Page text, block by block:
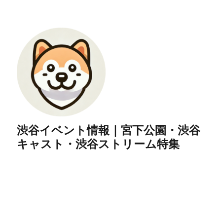
渋谷イベント情報｜宮下公園・渋谷
キャスト・渋谷ストリーム特集